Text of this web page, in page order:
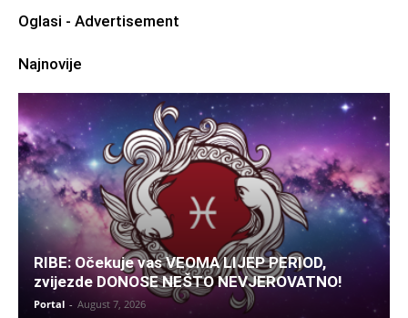
Oglasi - Advertisement
Najnovije
RIBE: Očekuje vas VEOMA LIJEP PERIOD,
zvijezde DONOSE NEŠTO NEVJEROVATNO!
Portal - August 7, 2026